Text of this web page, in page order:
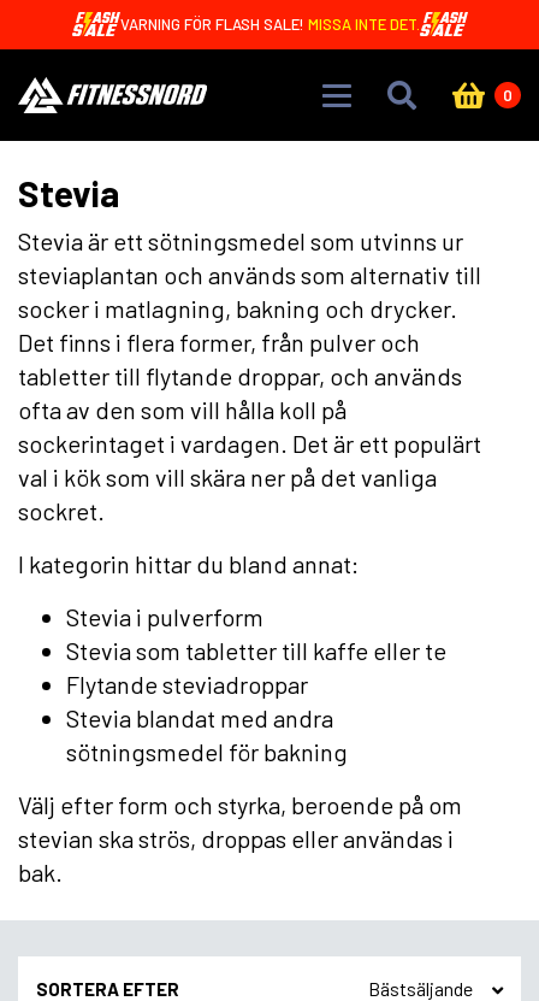
Skip to main contentVARNING FÖR FLASH SALE! MISSA INTE DET.
0
Stevia
Stevia är ett sötningsmedel som utvinns ur
steviaplantan och används som alternativ till
socker i matlagning, bakning och drycker.
Det finns i flera former, från pulver och
tabletter till flytande droppar, och används
ofta av den som vill hålla koll på
sockerintaget i vardagen. Det är ett populärt
val i kök som vill skära ner på det vanliga
sockret.
I kategorin hittar du bland annat:
Stevia i pulverform
Stevia som tabletter till kaffe eller te
Flytande steviadroppar
Stevia blandat med andra
sötningsmedel för bakning
Välj efter form och styrka, beroende på om
stevian ska strös, droppas eller användas i
bak.
SORTERA EFTER